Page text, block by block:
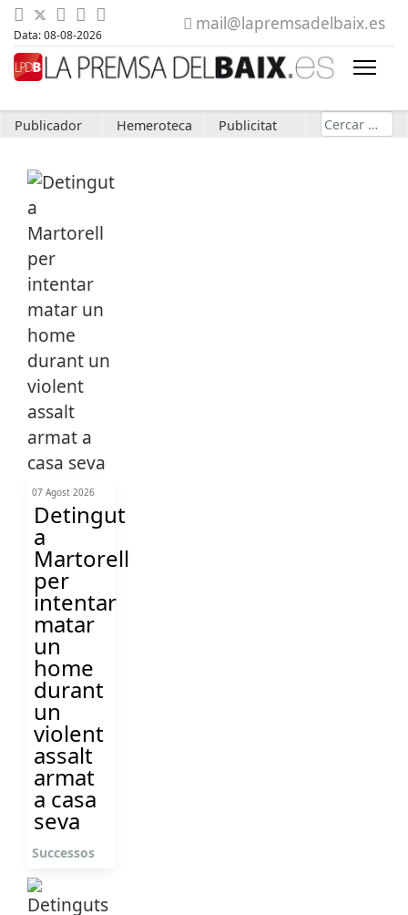
Data: 08-08-2026
mail@lapremsadelbaix.es
Publicador Hemeroteca Publicitat Cerca
07 Agost 2026
Detingut
a
Martorell
per
intentar
matar
un
home
durant
un
violent
assalt
armat
a casa
seva
Successos